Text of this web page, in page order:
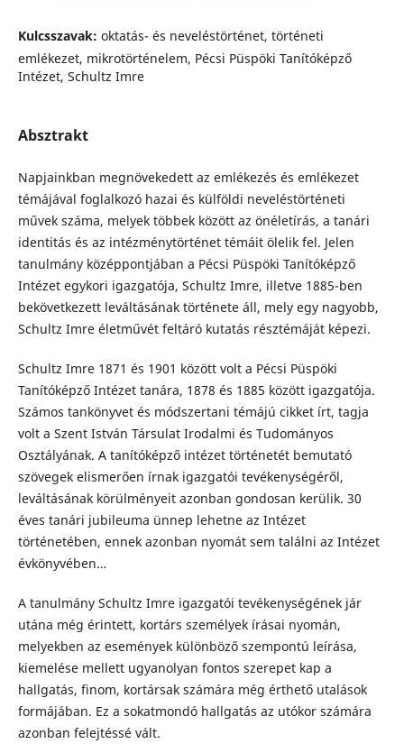
Kulcsszavak: oktatás- és neveléstörténet, történeti
emlékezet, mikrotörténelem, Pécsi Püspöki Tanítóképző
Intézet, Schultz Imre
Absztrakt
Napjainkban megnövekedett az emlékezés és emlékezet
témájával foglalkozó hazai és külföldi neveléstörténeti
művek száma, melyek többek között az önéletírás, a tanári
identitás és az intézménytörténet témáit ölelik fel. Jelen
tanulmány középpontjában a Pécsi Püspöki Tanítóképző
Intézet egykori igazgatója, Schultz Imre, illetve 1885-ben
bekövetkezett leváltásának története áll, mely egy nagyobb,
Schultz Imre életművét feltáró kutatás résztémáját képezi.
Schultz Imre 1871 és 1901 között volt a Pécsi Püspöki
Tanítóképző Intézet tanára, 1878 és 1885 között igazgatója.
Számos tankönyvet és módszertani témájú cikket írt, tagja
volt a Szent István Társulat Irodalmi és Tudományos
Osztályának. A tanítóképző intézet történetét bemutató
szövegek elismerően írnak igazgatói tevékenységéről,
leváltásának körülményeit azonban gondosan kerülik. 30
éves tanári jubileuma ünnep lehetne az Intézet
történetében, ennek azonban nyomát sem találni az Intézet
évkönyvében…
A tanulmány Schultz Imre igazgatói tevékenységének jár
utána még érintett, kortárs személyek írásai nyomán,
melyekben az események különböző szempontú leírása,
kiemelése mellett ugyanolyan fontos szerepet kap a
hallgatás, finom, kortársak számára még érthető utalások
formájában. Ez a sokatmondó hallgatás az utókor számára
azonban felejtéssé vált.